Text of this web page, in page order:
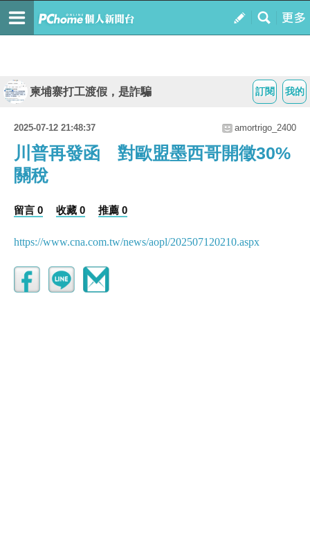
我的
訂閱
柬埔寨打工渡假，是詐騙
2025-07-12 21:48:37 amortrigo_2400
川普再發函 對歐盟墨西哥開徵30%
關稅
留言 0 收藏 0 推薦 0
https://www.cna.com.tw/news/aopl/202507120210.aspx